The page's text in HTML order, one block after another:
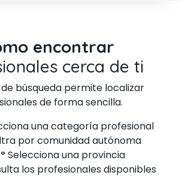
encontrar
cerca de ti
de búsqueda permite localizar
de forma sencilla.
una categoría profesional
por comunidad autónoma
Selecciona una provincia
los profesionales disponibles